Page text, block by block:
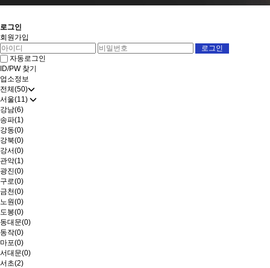
로그인
회원가입
자동로그인
ID/PW 찾기
업소정보
전체(50)
서울(11)
강남(6)
송파(1)
강동(0)
강북(0)
강서(0)
관악(1)
광진(0)
구로(0)
금천(0)
노원(0)
도봉(0)
동대문(0)
동작(0)
마포(0)
서대문(0)
서초(2)